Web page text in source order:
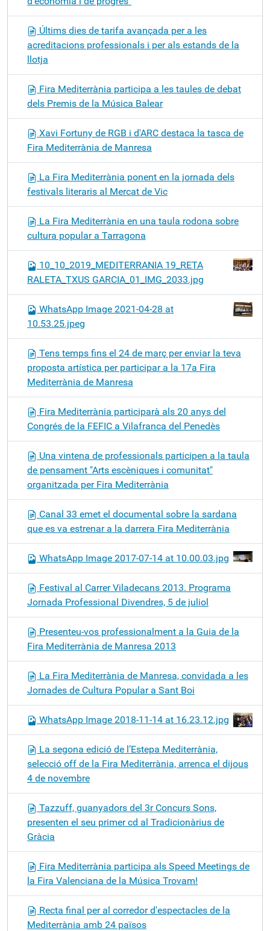
Últims dies de tarifa avançada per a les
acreditacions professionals i per als estands de la
llotja
Fira Mediterrània participa a les taules de debat
dels Premis de la Música Balear
Xavi Fortuny de RGB i d'ARC destaca la tasca de
Fira Mediterrània de Manresa
La Fira Mediterrània ponent en la jornada dels
festivals literaris al Mercat de Vic
La Fira Mediterrània en una taula rodona sobre
cultura popular a Tarragona
10_10_2019_MEDITERRANIA 19_RETA
RALETA_TXUS GARCIA_01_IMG_2033.jpg
WhatsApp Image 2021-04-28 at
10.53.25.jpeg
Tens temps fins el 24 de març per enviar la teva
proposta artística per participar a la 17a Fira
Mediterrània de Manresa
Fira Mediterrània participarà als 20 anys del
Congrés de la FEFIC a Vilafranca del Penedès
Una vintena de professionals participen a la taula
de pensament "Arts escèniques i comunitat"
organitzada per Fira Mediterrània
Canal 33 emet el documental sobre la sardana
que es va estrenar a la darrera Fira Mediterrània
WhatsApp Image 2017-07-14 at 10.00.03.jpg
Festival al Carrer Viladecans 2013. Programa
Jornada Professional Divendres, 5 de juliol
Presenteu-vos professionalment a la Guia de la
Fira Mediterrània de Manresa 2013
La Fira Mediterrània de Manresa, convidada a les
Jornades de Cultura Popular a Sant Boi
WhatsApp Image 2018-11-14 at 16.23.12.jpg
La segona edició de l’Estepa Mediterrània,
selecció off de la Fira Mediterrània, arrenca el dijous
4 de novembre
Tazzuff, guanyadors del 3r Concurs Sons,
presenten el seu primer cd al Tradicionàrius de
Gràcia
Fira Mediterrània participa als Speed Meetings de
la Fira Valenciana de la Música Trovam!
Recta final per al corredor d'espectacles de la
Mediterrània amb 24 països